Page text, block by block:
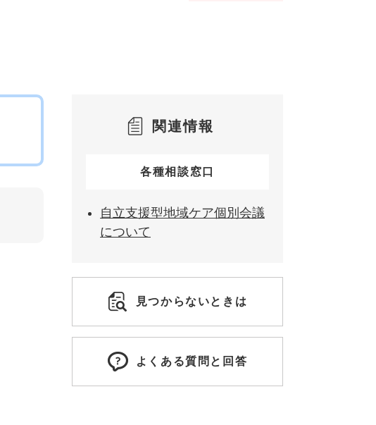
関連情報
各種相談窓口
自立支援型地域ケア個別会議
について
見つからないときは
よくある質問と回答